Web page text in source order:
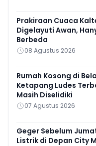
Prakiraan Cuaca
Digelayuti Awan,
Berbeda
08 Agustus 2026
Rumah Kosong di
Ketapang Ludes
Masih Diselidiki
07 Agustus 2026
Geger Sebelum
Listrik di Depan City